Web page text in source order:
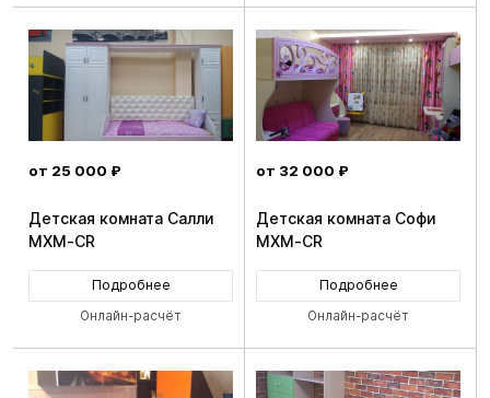
от 25 000 ₽
Детская комната Салли
MXM-CR
Подробнее
Онлайн-расчёт
от 32 000 ₽
Детская комната Софи
MXM-CR
Подробнее
Онлайн-расчёт